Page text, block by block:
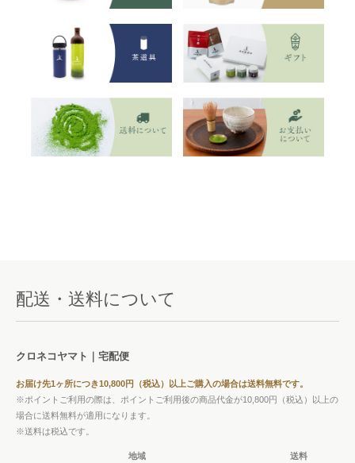
配送・送料について
クロネコヤマト｜宅配便
お届け先1ヶ所につき10,800円（税込）以上ご購入の場合は送料無料です。
※ポイントご利用の際は、ポイントご利用後の商品代金が10,800円（税込）以上の
場合に送料無料が適用になります。
※送料は税込です。
地域 送料